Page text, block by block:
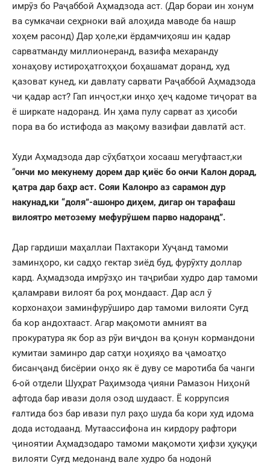
имрӯз бо Раҷаббой Аҳмадзода аст. (Дар бораи ин хонум
ва сумкачаи сеҳрноки вай алоҳида маводе ба нашр
хоҳем расонд) Дар ҳоле,ки ёрдамчиҳояш ин қадар
сарватманду миллионеранд, вазифа мехаранду
хонаҳову истироҳатгоҳҳои боҳашамат доранд, худ
қазоват кунед, ки давлату сарвати Раҷаббой Аҳмадзода
чи қадар аст? Гап инҷост,ки инҳо ҳеҷ кадоме тиҷорат ва
ё ширкате надоранд. Ин ҳама пулу сарват аз ҳисоби
пора ва бо истифода аз мақому вазифаи давлатӣ аст.
Худи Аҳмадзода дар сӯҳбатҳои хосааш мегуфтааст,ки
“ончи мо мекунему дорем дар қиёс бо ончи Калон дорад,
қатра дар баҳр аст. Сояи Калонро аз сарамон дур
накунад,ки “доля”-ашонро диҳем, дигар он тарафаш
вилоятро метозему мефурӯшем парво надоранд”.
Дар гардиши маҳаллаи Пахтакори Хуҷанд тамоми
заминҳоро, ки садҳо гектар зиёд буд, фурӯхту доллар
кард. Аҳмадзода имрӯзҳо ин таҷрибаи худро дар тамоми
қаламрави вилоят ба роҳ мондааст. Дар асл ӯ
корхонаҳои заминфурӯширо дар тамоми вилояти Суғд
ба кор андохтааст. Агар мақомоти амният ва
прокуратура як бор аз рӯи виҷдон ва қонун кормандони
кумитаи заминро дар сатҳи ноҳияҳо ва ҷамоатҳо
бисанҷанд бисёрии онҳо як ё дуву се маротиба ба чанги
6-ой отдели Шуҳрат Раҳимзода ҷияни Рамазон Ниҳонӣ
афтода бар ивази доля озод шудааст. Ё коррупсия
ғалтида боз бар ивази пул раҳо шуда ба кори худ идома
дода истодаанд. Мутаассифона ин кирдору рафтори
ҷиноятии Аҳмадзодаро тамоми мақомоти ҳифзи ҳуқуқи
вилояти Суғд медонанд вале худро ба нодонӣ